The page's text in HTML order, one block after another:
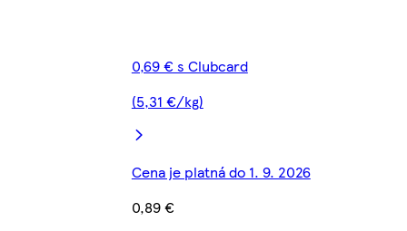
0,69 € s Clubcard
(5,31 €/kg)
Cena je platná do 1. 9. 2026
0,89 €